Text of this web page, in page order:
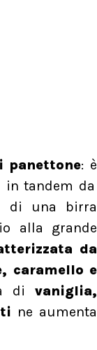
panettone: è
in tandem da
di una birra
alla grande
da
caramello e
di vaniglia,
ne aumenta